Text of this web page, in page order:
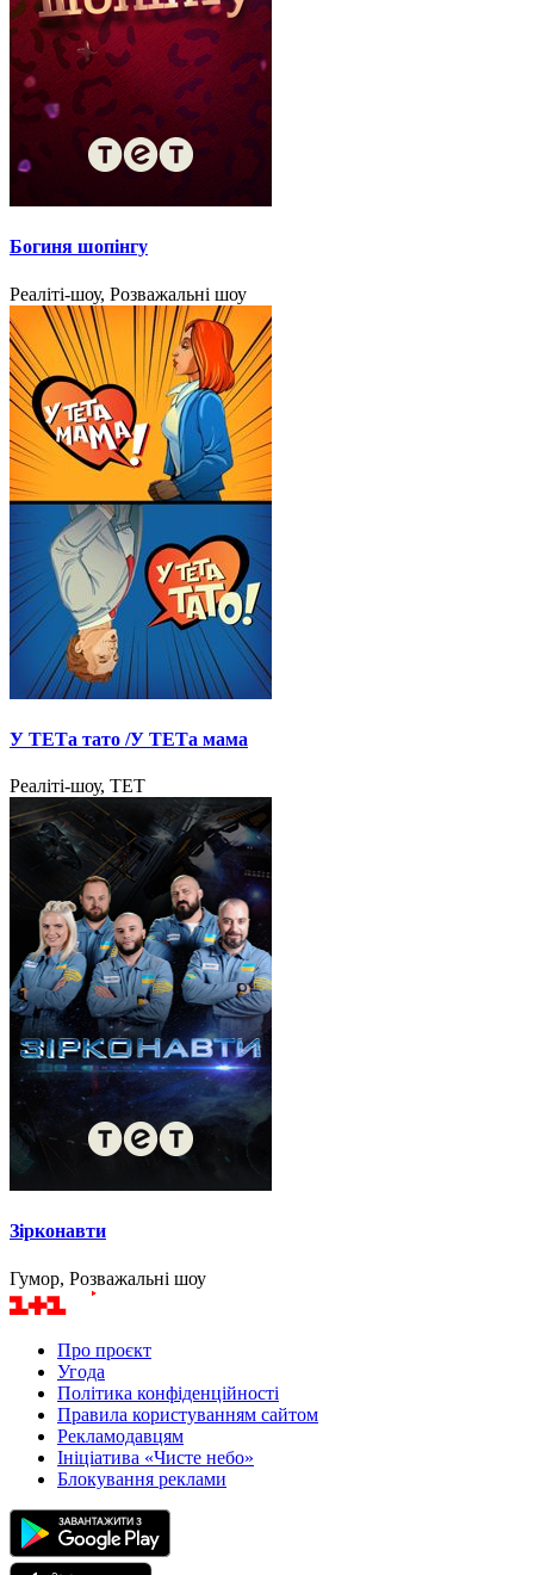
Богиня шопінгу
Реаліті-шоу, Розважальні шоу
У ТЕТа тато /У ТЕТа мама
Реаліті-шоу, ТЕТ
Зірконавти
Гумор, Розважальні шоу
Про проєкт
Угода
Політика конфіденційності
Правила користуванням сайтом
Рекламодавцям
Ініціатива «Чисте небо»
Блокування реклами